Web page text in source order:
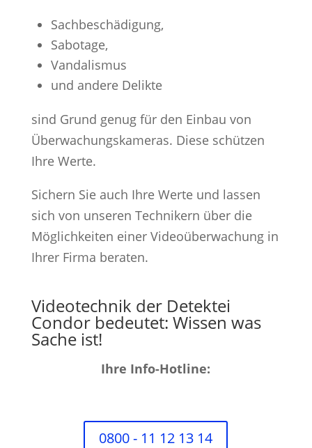
Sachbeschädigung,
Sabotage,
Vandalismus
und andere Delikte
sind Grund genug für den Einbau von
Überwachungskameras. Diese schützen
Ihre Werte.
Sichern Sie auch Ihre Werte und lassen
sich von unseren Technikern über die
Möglichkeiten einer Videoüberwachung in
Ihrer Firma beraten.
Videotechnik der Detektei
Condor bedeutet: Wissen was
Sache ist!
Ihre Info-Hotline:
0800 - 11 12 13 14